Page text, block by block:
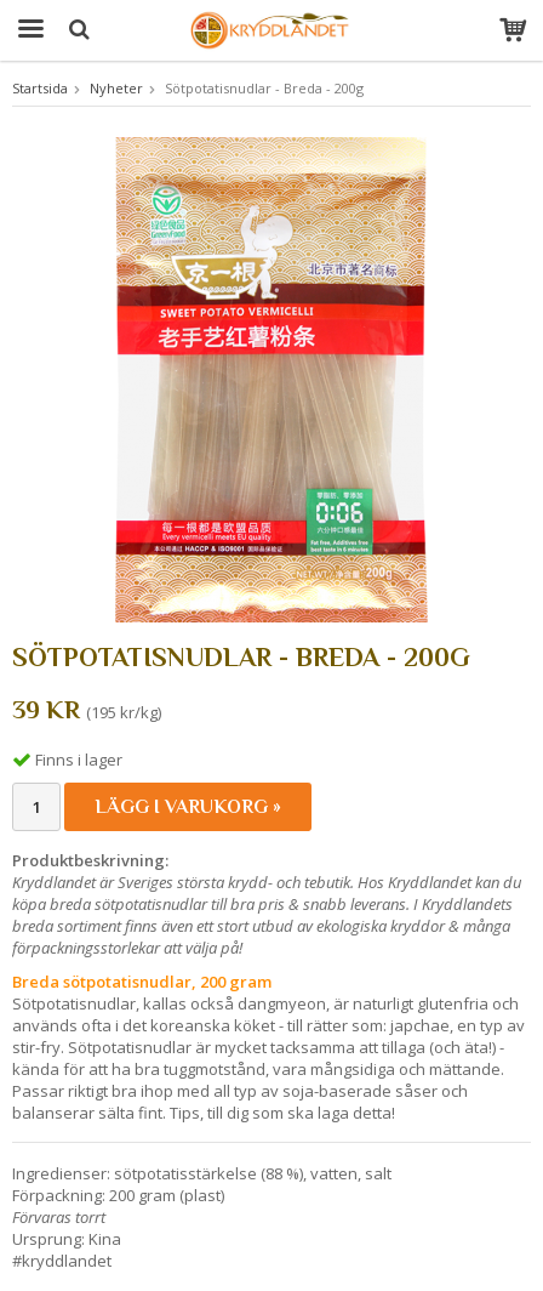
Produkten har blivit tillagd i varukorgen
Startsida Nyheter Sötpotatisnudlar - Breda - 200g
SÖTPOTATISNUDLAR - BREDA - 200G
39 KR (195 kr/kg)
Finns i lager
LÄGG I VARUKORG »
Produktbeskrivning:
Kryddlandet är Sveriges största krydd- och tebutik. Hos Kryddlandet kan du
köpa breda sötpotatisnudlar till bra pris & snabb leverans. I Kryddlandets
breda sortiment finns även ett stort utbud av ekologiska kryddor & många
förpackningsstorlekar att välja på!
Breda sötpotatisnudlar, 200 gram
Sötpotatisnudlar, kallas också dangmyeon, är naturligt glutenfria och
används ofta i det koreanska köket - till rätter som: japchae, en typ av
stir-fry. Sötpotatisnudlar är mycket tacksamma att tillaga (och äta!) -
kända för att ha bra tuggmotstånd, vara mångsidiga och mättande.
Passar riktigt bra ihop med all typ av soja-baserade såser och
balanserar sälta fint. Tips, till dig som ska laga detta!
Ingredienser: sötpotatisstärkelse (88 %), vatten, salt
Förpackning: 200 gram (plast)
Förvaras torrt
Ursprung: Kina
#kryddlandet